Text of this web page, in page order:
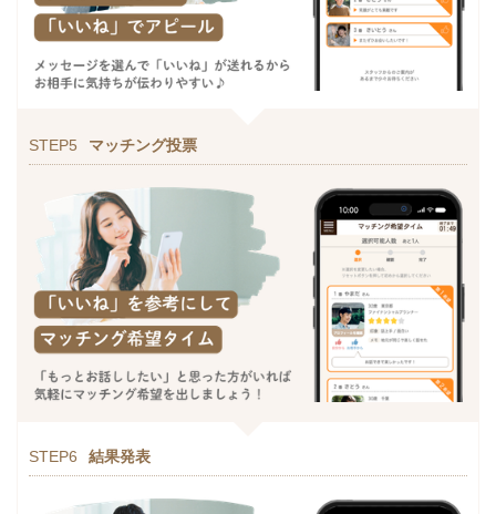
STEP5 マッチング投票
STEP6 結果発表